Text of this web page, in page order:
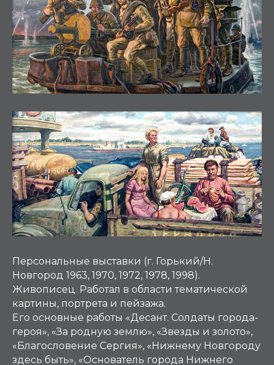
Персональные выставки (г. Горький/Н.
Новгород 1963, 1970, 1972, 1978, 1998).
Живописец. Работал в области тематической
картины, портрета и пейзажа.
Его основные работы «Десант. Солдаты города-
героя», «За родную землю», «Звезды и золото»,
«Благословение Сергия», «Нижнему Новгороду
здесь быть», «Основатель города Нижнего